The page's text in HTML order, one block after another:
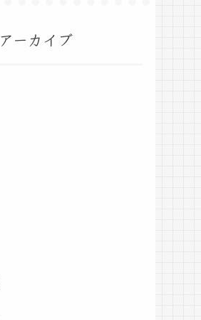
アーカイブ